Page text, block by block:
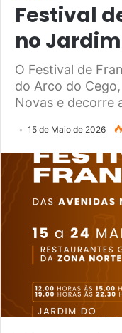
Festival
no
O Festival de
do Arco do
Novas e decorre
15 de Maio de 2026